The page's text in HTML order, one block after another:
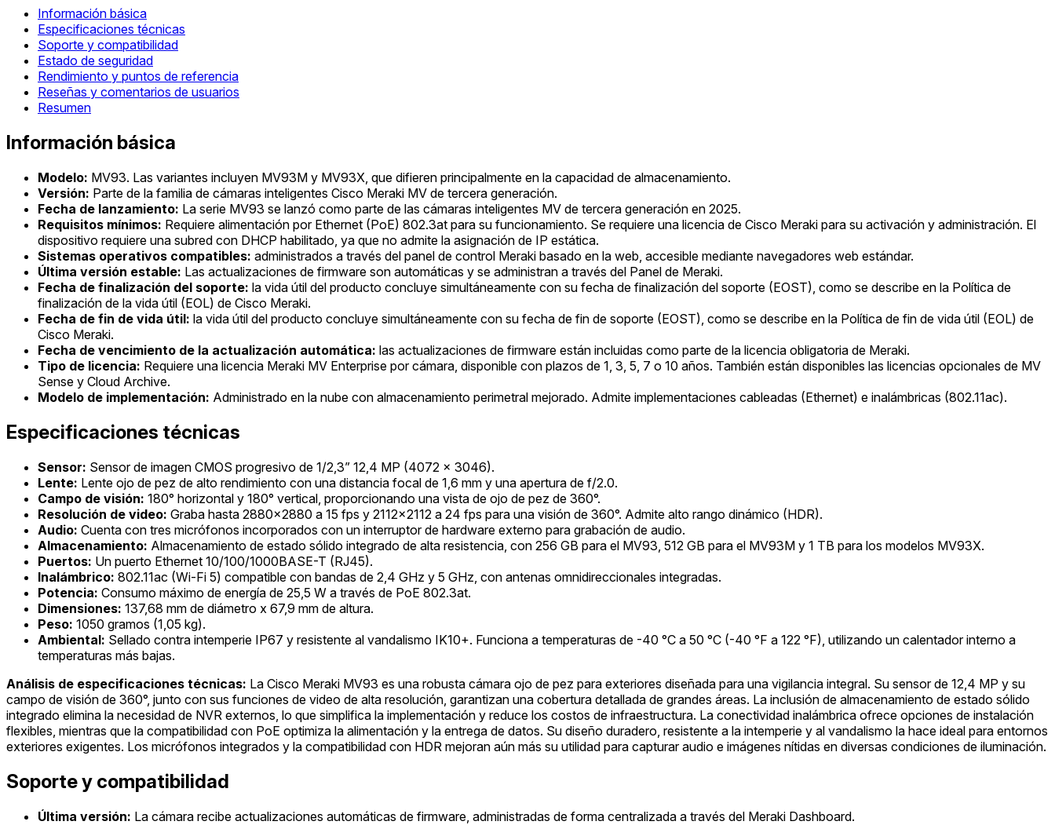
Información básica
Especificaciones técnicas
Soporte y compatibilidad
Estado de seguridad
Rendimiento y puntos de referencia
Reseñas y comentarios de usuarios
Resumen
Información básica
Modelo: MV93. Las variantes incluyen MV93M y MV93X, que difieren principalmente en la capacidad de almacenamiento.
Versión: Parte de la familia de cámaras inteligentes Cisco Meraki MV de tercera generación.
Fecha de lanzamiento: La serie MV93 se lanzó como parte de las cámaras inteligentes MV de tercera generación en 2025.
Requisitos mínimos: Requiere alimentación por Ethernet (PoE) 802.3at para su funcionamiento. Se requiere una licencia de Cisco Meraki para su activación y administración. El
dispositivo requiere una subred con DHCP habilitado, ya que no admite la asignación de IP estática.
Sistemas operativos compatibles: administrados a través del panel de control Meraki basado en la web, accesible mediante navegadores web estándar.
Última versión estable: Las actualizaciones de firmware son automáticas y se administran a través del Panel de Meraki.
Fecha de finalización del soporte: la vida útil del producto concluye simultáneamente con su fecha de finalización del soporte (EOST), como se describe en la Política de
finalización de la vida útil (EOL) de Cisco Meraki.
Fecha de fin de vida útil: la vida útil del producto concluye simultáneamente con su fecha de fin de soporte (EOST), como se describe en la Política de fin de vida útil (EOL) de
Cisco Meraki.
Fecha de vencimiento de la actualización automática: las actualizaciones de firmware están incluidas como parte de la licencia obligatoria de Meraki.
Tipo de licencia: Requiere una licencia Meraki MV Enterprise por cámara, disponible con plazos de 1, 3, 5, 7 o 10 años. También están disponibles las licencias opcionales de MV
Sense y Cloud Archive.
Modelo de implementación: Administrado en la nube con almacenamiento perimetral mejorado. Admite implementaciones cableadas (Ethernet) e inalámbricas (802.11ac).
Especificaciones técnicas
Sensor: Sensor de imagen CMOS progresivo de 1/2,3” 12,4 MP (4072 x 3046).
Lente: Lente ojo de pez de alto rendimiento con una distancia focal de 1,6 mm y una apertura de f/2.0.
Campo de visión: 180° horizontal y 180° vertical, proporcionando una vista de ojo de pez de 360°.
Resolución de video: Graba hasta 2880x2880 a 15 fps y 2112x2112 a 24 fps para una visión de 360°. Admite alto rango dinámico (HDR).
Audio: Cuenta con tres micrófonos incorporados con un interruptor de hardware externo para grabación de audio.
Almacenamiento: Almacenamiento de estado sólido integrado de alta resistencia, con 256 GB para el MV93, 512 GB para el MV93M y 1 TB para los modelos MV93X.
Puertos: Un puerto Ethernet 10/100/1000BASE-T (RJ45).
Inalámbrico: 802.11ac (Wi-Fi 5) compatible con bandas de 2,4 GHz y 5 GHz, con antenas omnidireccionales integradas.
Potencia: Consumo máximo de energía de 25,5 W a través de PoE 802.3at.
Dimensiones: 137,68 mm de diámetro x 67,9 mm de altura.
Peso: 1050 gramos (1,05 kg).
Ambiental: Sellado contra intemperie IP67 y resistente al vandalismo IK10+. Funciona a temperaturas de -40 °C a 50 °C (-40 °F a 122 °F), utilizando un calentador interno a
temperaturas más bajas.
Análisis de especificaciones técnicas: La Cisco Meraki MV93 es una robusta cámara ojo de pez para exteriores diseñada para una vigilancia integral. Su sensor de 12,4 MP y su
campo de visión de 360°, junto con sus funciones de video de alta resolución, garantizan una cobertura detallada de grandes áreas. La inclusión de almacenamiento de estado sólido
integrado elimina la necesidad de NVR externos, lo que simplifica la implementación y reduce los costos de infraestructura. La conectividad inalámbrica ofrece opciones de instalación
flexibles, mientras que la compatibilidad con PoE optimiza la alimentación y la entrega de datos. Su diseño duradero, resistente a la intemperie y al vandalismo la hace ideal para entornos
exteriores exigentes. Los micrófonos integrados y la compatibilidad con HDR mejoran aún más su utilidad para capturar audio e imágenes nítidas en diversas condiciones de iluminación.
Soporte y compatibilidad
Última versión: La cámara recibe actualizaciones automáticas de firmware, administradas de forma centralizada a través del Meraki Dashboard.